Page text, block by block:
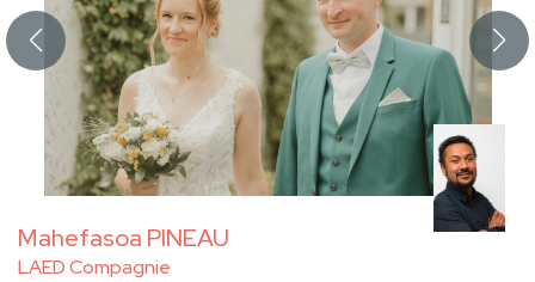
Mahefasoa PINEAU
LAED Compagnie